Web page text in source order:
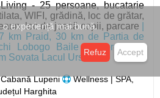
Living - 25 persoane, bucatarie
WIFI, grădină, loc de grătar,
loc de joacă copii, parcare
km Praid, 30 km de Partia de
Lobogo Baile Homorod, 37
Sovata Lacul Ursu
Lupeni
Wellness | SPA,
Harghita
experiență mai bună.
Refuz Accept